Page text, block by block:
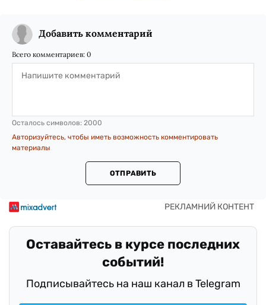
Добавить комментарий
Всего комментариев: 0
Осталось символов: 2000
Авторизуйтесь, чтобы иметь возможность комментировать
материалы
ОТПРАВИТЬ
Оставайтесь в курсе последних
событий!
Подписывайтесь на наш канал в Telegram